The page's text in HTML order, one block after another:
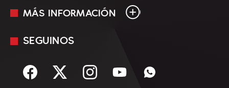
En Vivo
Sociedad
MÁS INFORMACIÓN
Mediakit
Términos y condiciones
SEGUINOS